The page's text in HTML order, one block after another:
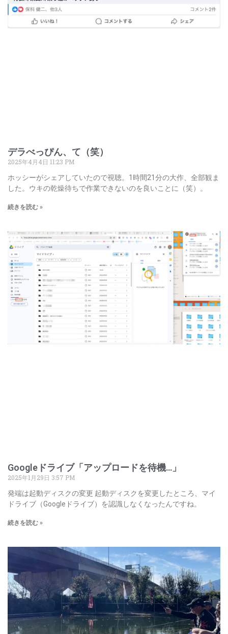
デラべっぴん、て（笑）
2025年4月4日 11:23 PM
ホッシーがシェアしていたので視聴。1時間21分の大作、全部観ま
した。ウキの乾燥待ちで作業できないのを良いことに（笑）。
続きを読む »
Googleドライブ「アップロードを待機…」
2025年1月29日 3:57 PM
発端は起動ディスクの変更 起動ディスクを変更したところ、マイ
ドライブ（Googleドライブ）を認識しなくなったんですね。
続きを読む »